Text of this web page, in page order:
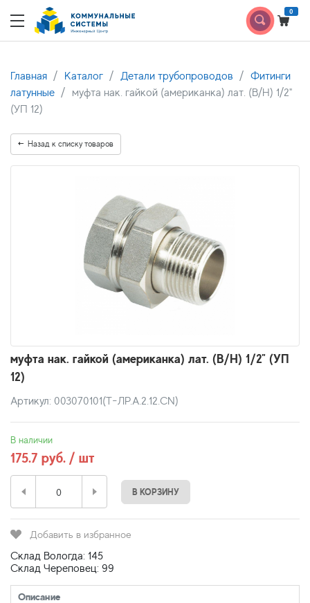
0
Главная Каталог Детали трубопроводов
Фитинги
латунные
муфта нак. гайкой (американка) лат. (В/Н) 1/2"
(УП 12)
Назад к списку товаров
муфта нак. гайкой (американка) лат. (В/Н) 1/2" (УП
12)
Артикул: 003070101(T-ЛР.А.2.12.CN)
В наличии
175.7 руб. / шт
В КОРЗИНУ
Добавить в избранное
Склад Вологда: 145
Склад Череповец: 99
Описание